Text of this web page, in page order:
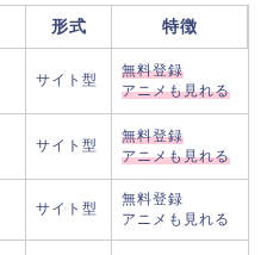
形式 特徴
サイト型
無料登録
アニメも見れる
サイト型
無料登録
アニメも見れる
サイト型
無料登録
アニメも見れる